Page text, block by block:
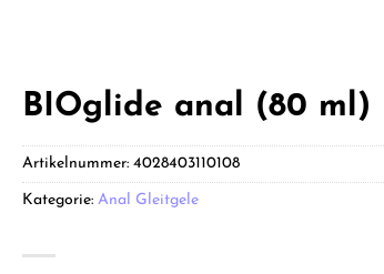
BIOglide anal (80 ml)
Artikelnummer: 4028403110108
Kategorie: Anal Gleitgele